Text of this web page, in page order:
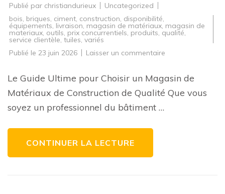
Publié par christiandurieux
Uncategorized
bois, briques, ciment, construction, disponibilité,
équipements, livraison, magasin de matériaux, magasin de
materiaux, outils, prix concurrentiels, produits, qualité,
service clientèle, tuiles, variés
Publié le 23 juin 2026 Laisser un commentaire
Trouver
le
Magasin
Le Guide Ultime pour Choisir un Magasin de
Matériaux de Construction de Qualité Que vous
soyez un professionnel du bâtiment …
CONTINUER LA LECTURE